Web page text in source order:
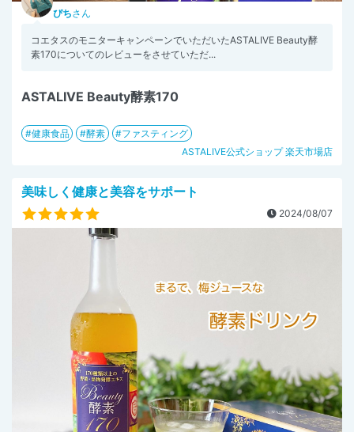
ぴちさん
コエタスのモニターキャンペーンでいただいたASTALIVE Beauty酵
素170についてのレビューをさせていただ...
ASTALIVE Beauty酵素170
健康食品 酵素
ファスティング
ASTALIVE公式ショップ 楽天市場店
美味しく健康と美容をサポート
2024/08/07